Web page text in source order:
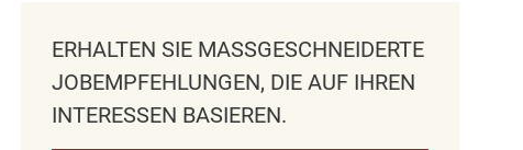
ERHALTEN SIE MASSGESCHNEIDERTE J
OBEMPFEHLUNGEN, DIE AUF IHREN I
NTERESSEN BASIEREN.